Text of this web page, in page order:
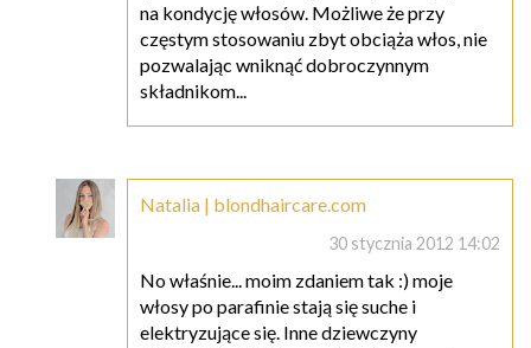
na kondycję włosów. Możliwe że przy
częstym stosowaniu zbyt obciąża włos, nie
pozwalając wniknąć dobroczynnym
składnikom...
Natalia | blondhaircare.com
30 stycznia 2012 14:02
No właśnie... moim zdaniem tak :) moje
włosy po parafinie stają się suche i
elektryzujące się. Inne dziewczyny